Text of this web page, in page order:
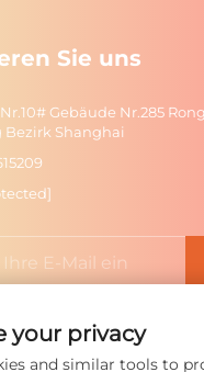
Sie uns
Gebäude Nr.285
Bezirk Shanghai
your privacy
and similar tools to